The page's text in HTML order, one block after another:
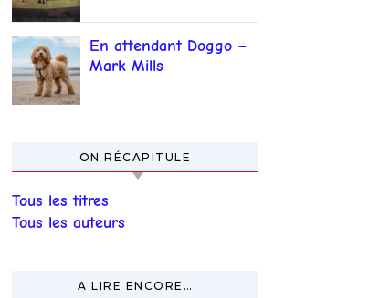
En attendant Doggo –
Mark Mills
ON RÉCAPITULE
Tous les titres
Tous les auteurs
A LIRE ENCORE…